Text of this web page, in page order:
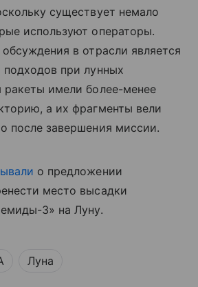
существует немало
используют операторы.
в отрасли является
подходов при лунных
ракеты имели более-менее
а их фрагменты вели
после завершения миссии.
о предложении
место высадки
3» на Луну.
Луна